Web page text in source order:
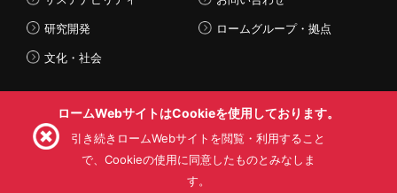
研究開発
文化・社会
ロームグループ・拠点
ロームWebサイトはCookieを使用しております。
引き続きロームWebサイトを閲覧・利用すること
で、Cookieの使用に同意したものとみなしま
す。